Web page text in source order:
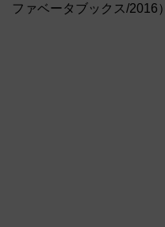
ファベータブックス/2016）